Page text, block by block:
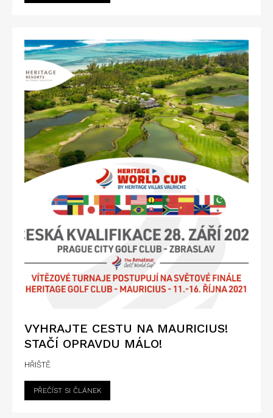
VYHRAJTE CESTU NA MAURICIUS!
STAČÍ OPRAVDU MÁLO!
HŘIŠTĚ
PŘEČÍST SI ČLÁNEK